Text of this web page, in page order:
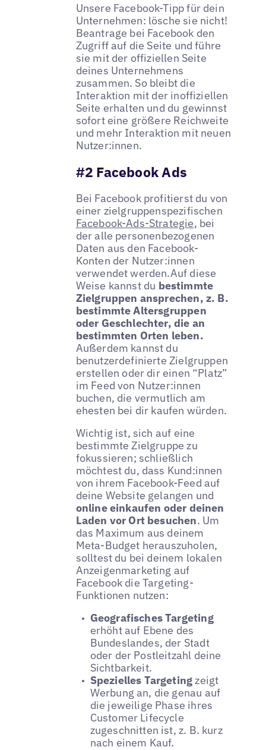
Unsere Facebook-Tipp für dein
Unternehmen: lösche sie nicht!
Beantrage bei Facebook den
Zugriff auf die Seite und führe
sie mit der offiziellen Seite
deines Unternehmens
zusammen. So bleibt die
Interaktion mit der inoffiziellen
Seite erhalten und du gewinnst
sofort eine größere Reichweite
und mehr Interaktion mit neuen
Nutzer:innen.
#2 Facebook Ads
Bei Facebook profitierst du von
einer zielgruppenspezifischen
Facebook-Ads-Strategie, bei
der alle personenbezogenen
Daten aus den Facebook-
Konten der Nutzer:innen
verwendet werden.Auf diese
Weise kannst du bestimmte
Zielgruppen ansprechen, z. B.
bestimmte Altersgruppen
oder Geschlechter, die an
bestimmten Orten leben.
Außerdem kannst du
benutzerdefinierte Zielgruppen
erstellen oder dir einen “Platz”
im Feed von Nutzer:innen
buchen, die vermutlich am
ehesten bei dir kaufen würden.
Wichtig ist, sich auf eine
bestimmte Zielgruppe zu
fokussieren; schließlich
möchtest du, dass Kund:innen
von ihrem Facebook-Feed auf
deine Website gelangen und
online einkaufen oder deinen
Laden vor Ort besuchen. Um
das Maximum aus deinem
Meta-Budget herauszuholen,
solltest du bei deinem lokalen
Anzeigenmarketing auf
Facebook die Targeting-
Funktionen nutzen:
Geografisches Targeting
erhöht auf Ebene des
Bundeslandes, der Stadt
oder der Postleitzahl deine
Sichtbarkeit.
Spezielles Targetingzeigt
Werbung an, die genau auf
die jeweilige Phase ihres
Customer Lifecycle
zugeschnitten ist, z. B. kurz
nach einem Kauf.